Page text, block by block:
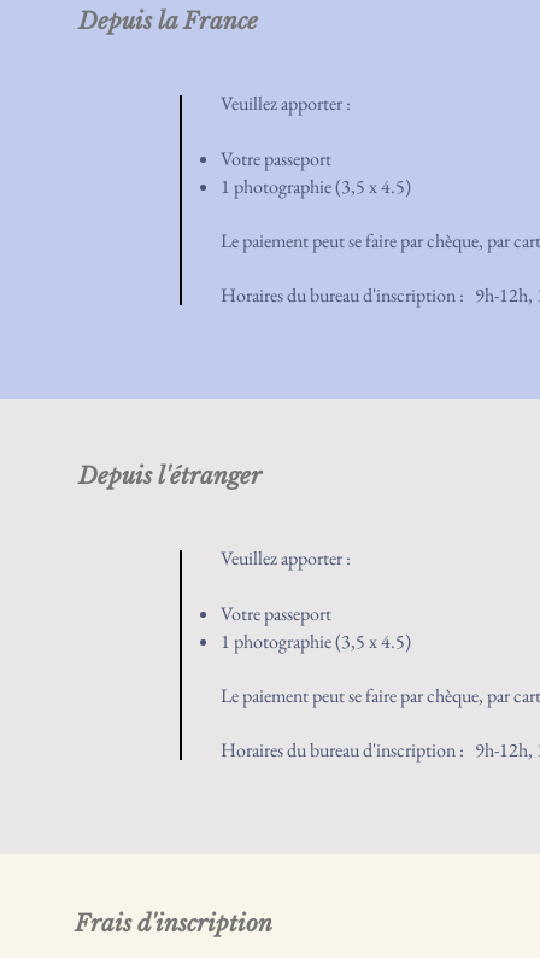
Depuis la France
Veuillez apporter :
Votre passeport
1 photographie (3,5 x 4.5)
Le paiement peut se faire par chèque, par
Horaires du bureau d'inscription : 9h-
Depuis l'étranger
Veuillez apporter :
Votre passeport
1 photographie (3,5 x 4.5)
Le paiement peut se faire par chèque, par
Horaires du bureau d'inscription : 9h-
Frais d'inscription